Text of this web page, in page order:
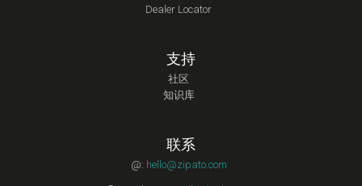
Dealer Locator
支持
社区
知识库
联系
@: hello@zipato.com